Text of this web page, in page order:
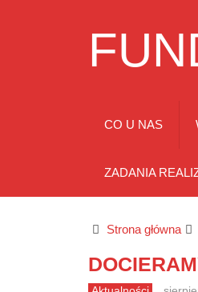
CO U NAS
ZADANIA
Strona główna